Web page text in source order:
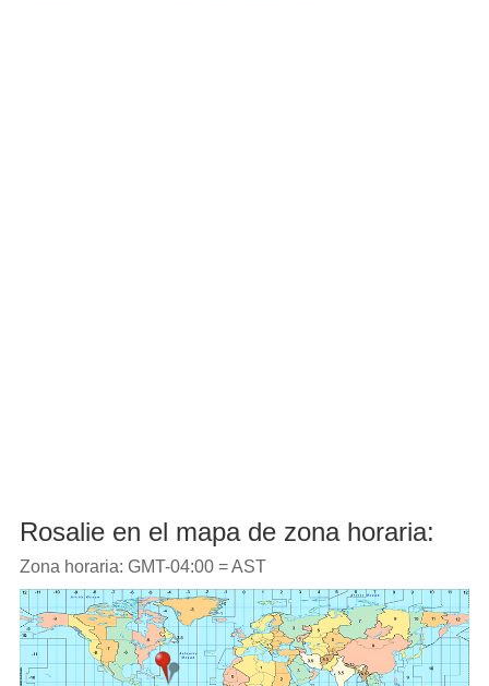
Rosalie en el mapa de zona horaria:
Zona horaria: GMT-04:00 = AST